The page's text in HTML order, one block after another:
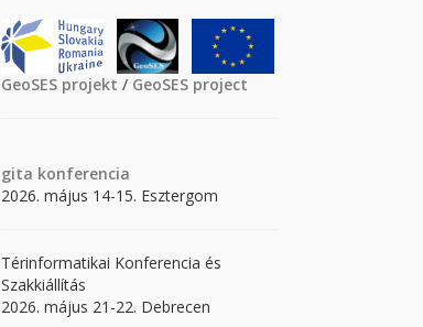
GeoSES projekt / GeoSES project
gita konferencia
2026. május 14-15. Esztergom
Térinformatikai Konferencia és
Szakkiállítás
2026. május 21-22. Debrecen